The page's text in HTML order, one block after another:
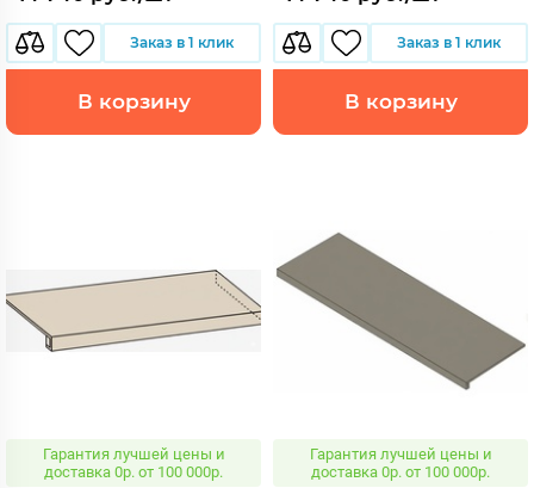
Заказ в 1 клик
В корзину
Заказ в 1 клик
В корзину
Гарантия лучшей цены и
доставка 0р. от 100 000р.
Гарантия лучшей цены и
доставка 0р. от 100 000р.